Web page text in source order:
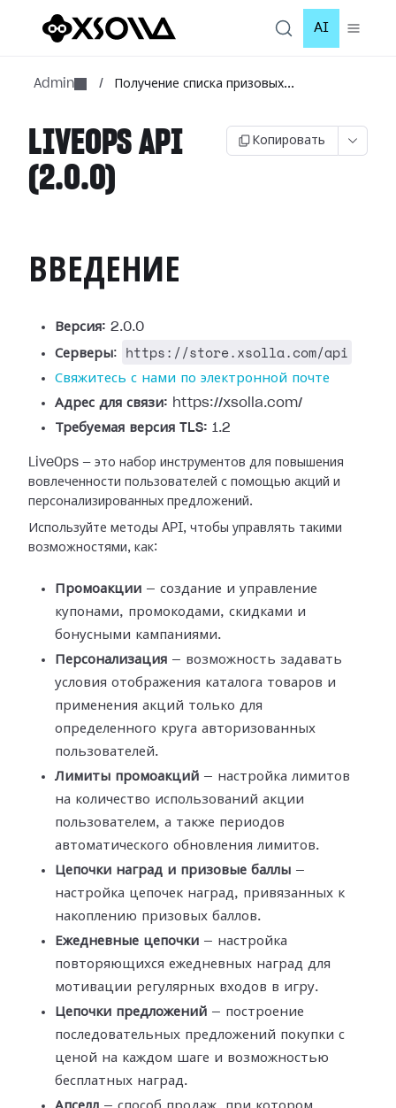
AI
Admin / Получение списка призовых...
LIVEOPS API
(2.0.0)
Копировать
ВВЕДЕНИЕ
Версия: 2.0.0
Серверы: https://store.xsolla.com/api
Свяжитесь с нами по электронной почте
Адрес для связи: https://xsolla.com/
Требуемая версия TLS: 1.2
LiveOps — это набор инструментов для повышения
вовлеченности пользователей с помощью акций и
персонализированных предложений.
Используйте методы API, чтобы управлять такими
возможностями, как:
Промоакции — создание и управление
купонами, промокодами, скидками и
бонусными кампаниями.
Персонализация — возможность задавать
условия отображения каталога товаров и
применения акций только для
определенного круга авторизованных
пользователей.
Лимиты промоакций — настройка лимитов
на количество использований акции
пользователем, а также периодов
автоматического обновления лимитов.
Цепочки наград и призовые баллы —
настройка цепочек наград, привязанных к
накоплению призовых баллов.
Ежедневные цепочки — настройка
повторяющихся ежедневных наград для
мотивации регулярных входов в игру.
Цепочки предложений — построение
последовательных предложений покупки с
ценой на каждом шаге и возможностью
бесплатных наград.